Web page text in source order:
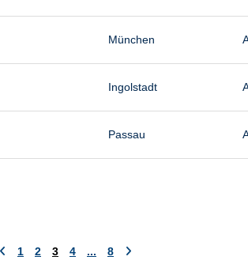
München
Ingolstadt
Passau
1 2 3 4 ... 8